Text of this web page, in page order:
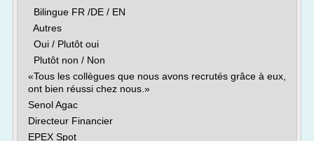
Bilingue FR /DE / EN
Autres
Oui / Plutôt oui
Plutôt non / Non
«Tous les collègues que nous avons recrutés grâce à eux,
ont bien réussi chez nous.»
Senol Agac
Directeur Financier
EPEX Spot